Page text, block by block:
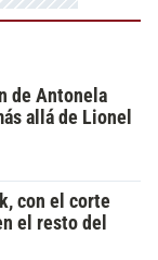
de Antonela
allá de Lionel
con el corte
el resto del